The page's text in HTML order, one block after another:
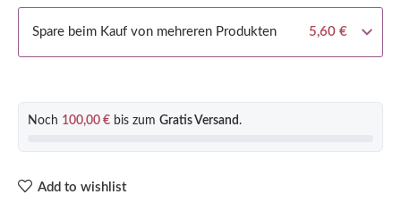
Spare beim Kauf von mehreren Produkten 5,60 €
Noch 100,00 € bis zum Gratis Versand .
Add to wishlist